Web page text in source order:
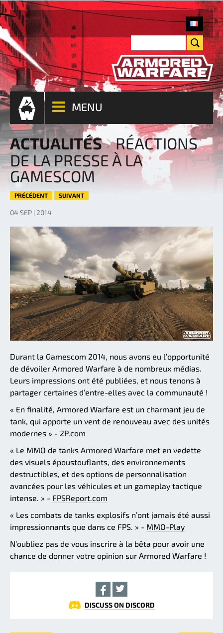
MENU
ACTUALITÉS
RÉACTIONS
DE LA PRESSE À LA
GAMESCOM
PRÉCÉDENT SUIVANT
04 SEP | 2014
Durant la Gamescom 2014, nous avons eu l’opportunité
de dévoiler Armored Warfare à de nombreux médias.
Leurs impressions ont été publiées, et nous tenons à
partager certaines d’entre-elles avec la communauté !
« En finalité, Armored Warfare est un charmant jeu de
tank, qui apporte un vent de renouveau avec des unités
modernes » - 2P.com
« Le MMO de tanks Armored Warfare met en vedette
des visuels époustouflants, des environnements
destructibles, et des options de personnalisation
avancées pour les véhicules et un gameplay tactique
intense. » - FPSReport.com
« Les combats de tanks explosifs n’ont jamais été aussi
impressionnants que dans ce FPS. » - MMO-Play
N’oubliez pas de vous inscrire à la bêta pour avoir une
chance de donner votre opinion sur Armored Warfare !
DISCUSS ON DISCORD